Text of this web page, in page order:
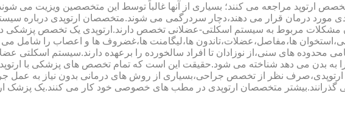
ارتوپد مراجعه می کنند؛ بسیاری از آنها غالباً توسط این متخصصین ویزیت می
مورد درمان قرار می دهند،دچار سردرگمی می شوند.متخصصان ارتوپدی درباره
مشکلات مربوط به سیستم اسکلتی-عضلانی تخصص دارند.ارتوپدی یک تخصص پزشکی
ها،مفاصل،عضلات،تاندون ها،لیگامنت ها،غضروف ها و اعصاب را شامل می
محدوده های سنی،از نوزادان تا افراد سالخورده را برعهده دارند.سیستم اسکلتی
به بدن می دهد شناخته می شود.حقیقت این است که تمام تخصص های پزشکی با
نظر از تخصص جراحی،بسیاری از روش های درمانی بدون نیاز به عمل
گذرانند.بیشتر متخصصان ارتوپدی در مطب های خصوصی خود کار می کنند.یک پزشک